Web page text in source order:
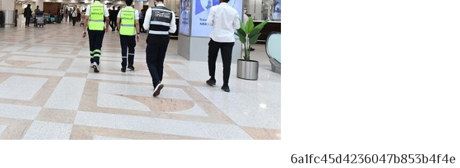
6a1fc45d4236047b853b4f4e